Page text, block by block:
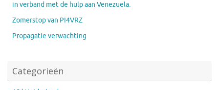
in verband met de hulp aan Venezuela.
Zomerstop van PI4VRZ
Propagatie verwachting
Categorieën